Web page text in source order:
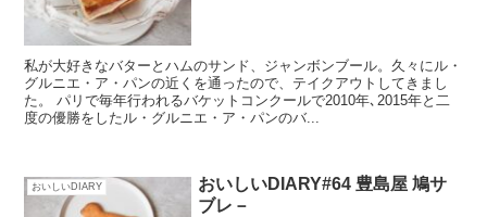
私が大好きなバターとハムのサンド、ジャンボンブール。久々にル・
グルニエ・ア・パンの近くを通ったので、テイクアウトしてきまし
た。 パリで毎年行われるバケットコンクールで2010年､2015年と二
度の優勝をしたル・グルニエ・ア・パンのバ...
おいしいDIARY
おいしいDIARY#64 豊島屋 鳩サ
ブレ－